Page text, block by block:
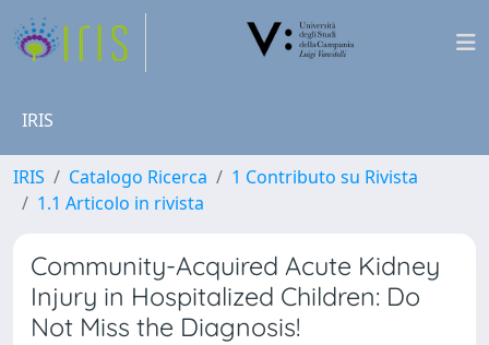
IRIS
IRIS Catalogo Ricerca
1 Contributo su Rivista
1.1 Articolo in rivista
Community-Acquired Acute Kidney
Injury in Hospitalized Children: Do
Not Miss the Diagnosis!